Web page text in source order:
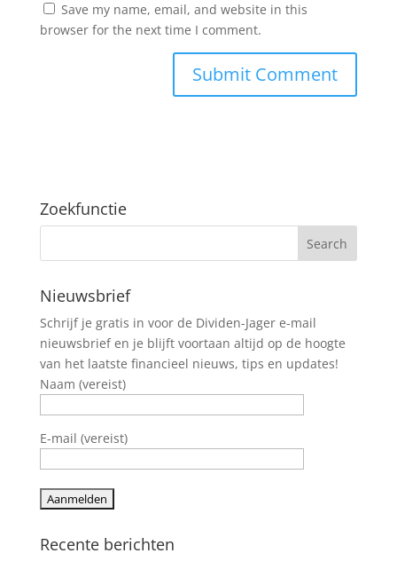
Save my name, email, and website in this
browser for the next time I comment.
Zoekfunctie
Nieuwsbrief
Schrijf je gratis in voor de Dividen-Jager e-mail
nieuwsbrief en je blijft voortaan altijd op de hoogte
van het laatste financieel nieuws, tips en updates!
Naam (vereist)
E-mail (vereist)
Recente berichten